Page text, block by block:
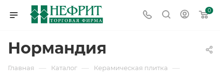
0
Нормандия
Главная — Каталог — Керамическая плитка —